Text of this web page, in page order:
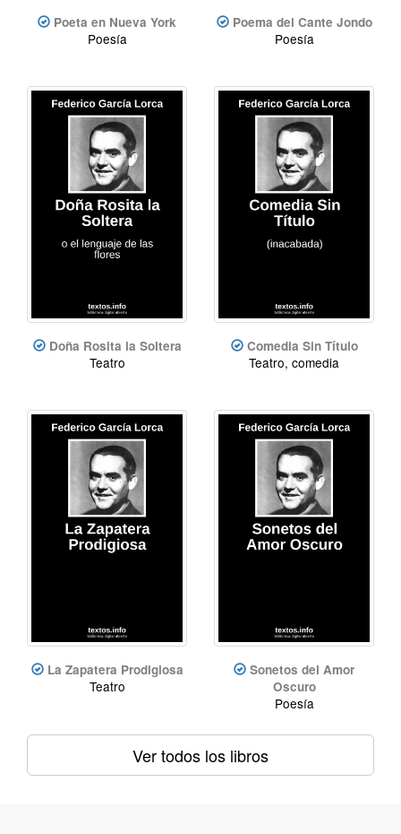
Poeta en Nueva York
Poesía
Poema del Cante Jondo
Poesía
Doña Rosita la Soltera
Teatro
Comedia Sin Título
Teatro, comedia
La Zapatera Prodigiosa
Teatro
Sonetos del Amor
Oscuro
Poesía
Ver todos los libros